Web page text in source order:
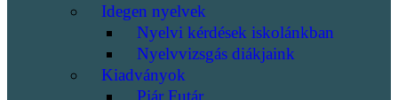
Idegen nyelvek
Nyelvi kérdések iskolánkban
Nyelvvizsgás diákjaink
Kiadványok
Piár Futár